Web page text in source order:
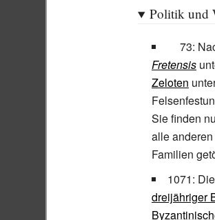
Politik und
73:
Fretensis
Zeloten
Sie finden
alle
Familien
1071:
dreijähriger